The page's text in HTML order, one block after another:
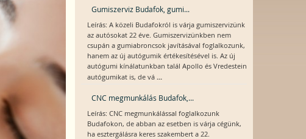
Gumiszerviz Budafok, gumi...
Leírás: A közeli Budafokról is várja gumiszervizünk
az autósokat 22 éve. Gumiszervizünkben nem
csupán a gumiabroncsok javításával foglalkozunk,
hanem az új autógumik értékesítésével is. Az új
autógumi kínálatunkban talál Apollo és Vredestein
autógumikat is, de vá ...
CNC megmunkálás Budafok,...
Leírás: CNC megmunkálással foglalkozunk
Budafokon, de abban az esetben is várja cégünk,
ha esztergálásra keres szakembert a 22.